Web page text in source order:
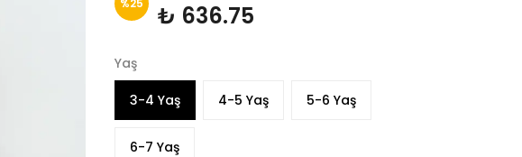
%25 ₺ 636.75
Yaş
3-4 Yaş 4-5 Yaş 5-6 Yaş
6-7 Yaş